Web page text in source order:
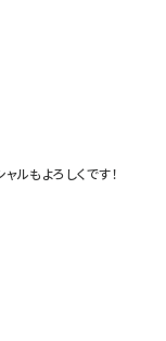
ルもよろしくです！